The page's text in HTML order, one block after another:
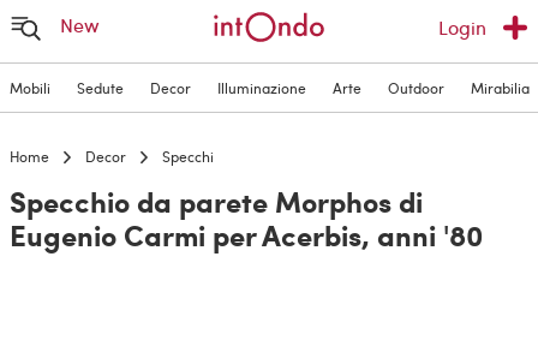
New Login
Mobili Sedute Decor Illuminazione Arte Outdoor Mirabilia
Home Decor Specchi
Specchio da parete Morphos di
Eugenio Carmi per Acerbis, anni '80